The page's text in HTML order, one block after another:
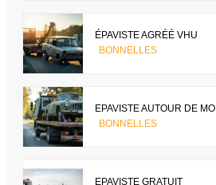
ÉPAVISTE AGRÉÉ VHU
BONNELLES
EPAVISTE AUTOUR DE MOI
BONNELLES
EPAVISTE GRATUIT